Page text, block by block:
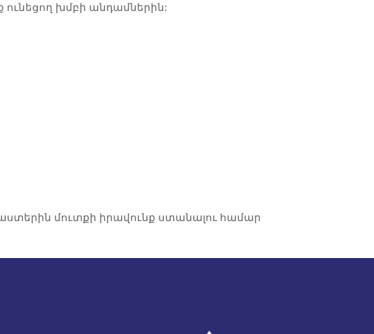
ունեցող խմբի անդամներին:
մուտքի իրավունք ստանալու համար